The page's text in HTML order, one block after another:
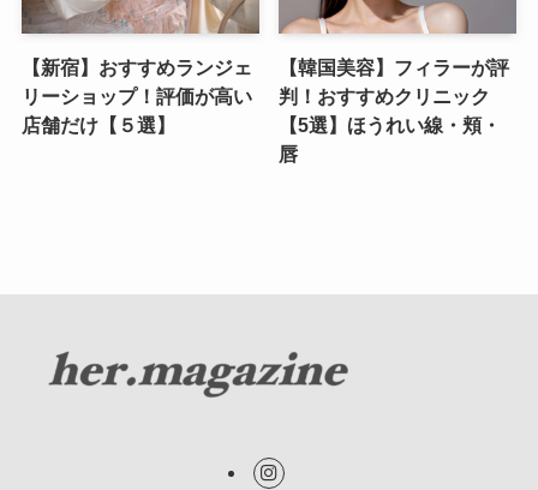
【新宿】おすすめランジェ
リーショップ！評価が高い
店舗だけ【５選】
【韓国美容】フィラーが評
判！おすすめクリニック
【5選】ほうれい線・頬・
唇